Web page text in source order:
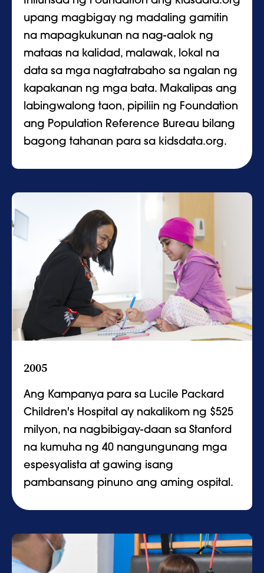
upang magbigay ng madaling gamitin
na mapagkukunan na nag-aalok ng
mataas na kalidad, malawak, lokal na
data sa mga nagtatrabaho sa ngalan ng
kapakanan ng mga bata. Makalipas ang
labingwalong taon, pipiliin ng Foundation
ang Population Reference Bureau bilang
bagong tahanan para sa kidsdata.org.
2005
Ang Kampanya para sa Lucile Packard
Children's Hospital ay nakalikom ng $525
milyon, na nagbibigay-daan sa Stanford
na kumuha ng 40 nangungunang mga
espesyalista at gawing isang
pambansang pinuno ang aming ospital.